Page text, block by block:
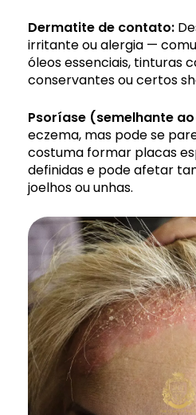
Dermatite de contato:
irritante ou alergia —
óleos essenciais, tinturas
conservantes ou certos
Psoríase (semelhante
eczema, mas pode se
costuma formar placas
definidas e pode afetar
joelhos ou unhas.